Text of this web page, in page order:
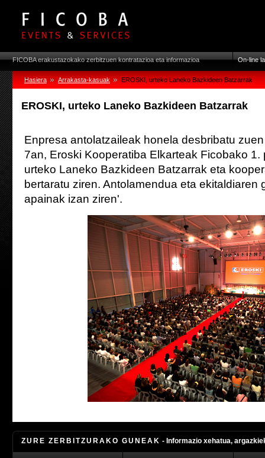
On-line
FICOBA erakustazokako zerbitzuen kontratazioa eta informazioa
Hasiera Arrakasta-kasuak EROSKI, urteko Laneko Bazkideen Batzarrak
EROSKI, urteko Laneko Bazkideen Batzarrak
Enpresa antolatzaileak honela desbribatu
7an, Eroski Kooperatiba Elkarteak Ficobako 1.
urteko Laneko Bazkideen Batzarrak eta
bertaratu ziren. Antolamendua eta ekitaldiaren
apainak izan ziren'.
ZURE ZERBITZURAKO GUNEAK - Informazio xehatua,